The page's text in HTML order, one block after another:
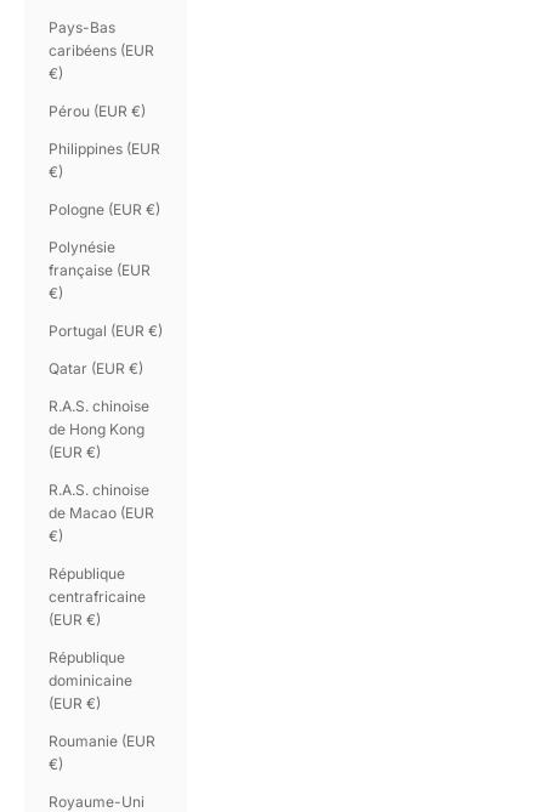
Pays-Bas
caribéens (EUR
€)
Pérou (EUR €)
Philippines (EUR
€)
Pologne (EUR €)
Polynésie
française (EUR
€)
Portugal (EUR €)
Qatar (EUR €)
R.A.S. chinoise
de Hong Kong
(EUR €)
R.A.S. chinoise
de Macao (EUR
€)
République
centrafricaine
(EUR €)
République
dominicaine
(EUR €)
Roumanie (EUR
€)
Royaume-Uni